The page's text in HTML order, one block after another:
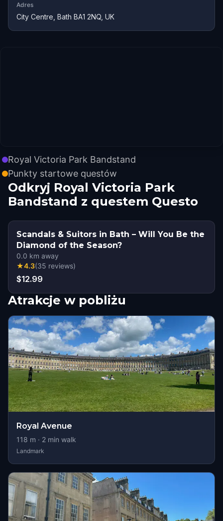
Adres
City Centre, Bath BA1 2NQ, UK
Royal Victoria Park Bandstand
Punkty startowe questów
Odkryj Royal Victoria Park
Bandstand z questem Questo
Scandals & Suitors in Bath – Will You Be the
Diamond of the Season?
0.0 km away
★4.3(35 reviews)
$12.99
Atrakcje w pobliżu
Royal Avenue
118 m · 2 min walk
Landmark